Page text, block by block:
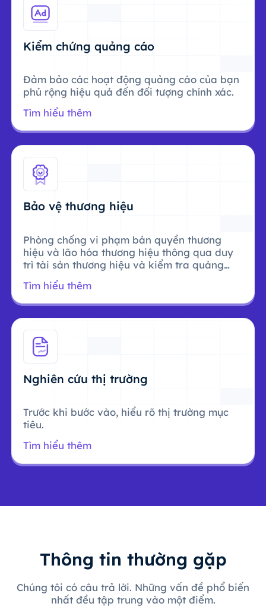
Kiểm chứng quảng cáo
Đảm bảo các hoạt động quảng cáo của bạn
phủ rộng hiệu quả đến đối tượng chính xác.
Tìm hiểu thêm
Bảo vệ thương hiệu
Phòng chống vi phạm bản quyền thương
hiệu và lão hóa thương hiệu thông qua duy
trì tài sản thương hiệu và kiểm tra quảng
Tìm hiểu thêm
Nghiên cứu thị trường
Trước khi bước vào, hiểu rõ thị trường mục
tiêu.
Tìm hiểu thêm
Thông tin thường gặp
Chúng tôi có câu trả lời. Những vấn đề phổ biến
nhất đều tập trung vào một điểm.